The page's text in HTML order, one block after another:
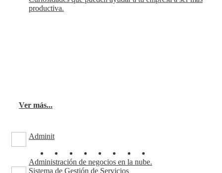
productiva.
Ver más...
Adminit
Administración de negocios en la nube.
Sistema de Gestión de Servicios